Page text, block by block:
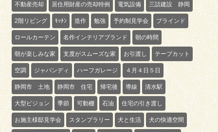
不動産売却 居住用財産の売却特例 電気設備 三話建設 静岡
2階リビング ｷｯﾁﾝ 造作 勉強 予約制見学会 ブラインド
ロールカーテン 名作インテリアブランド 朝の時間
朝が楽しみな家 支度がスムーズな家 お引渡し テープカット
空調 ジャパンディ ハーフガレージ ４月４日５日
静岡市 土地 静岡市 住宅 帰宅後 導線 清水駅
大型ビジョン 季節 可動棚 石油 住宅の引き渡し
お施主様邸見学会 スタンプラリー 犬と生活 犬の快適空間